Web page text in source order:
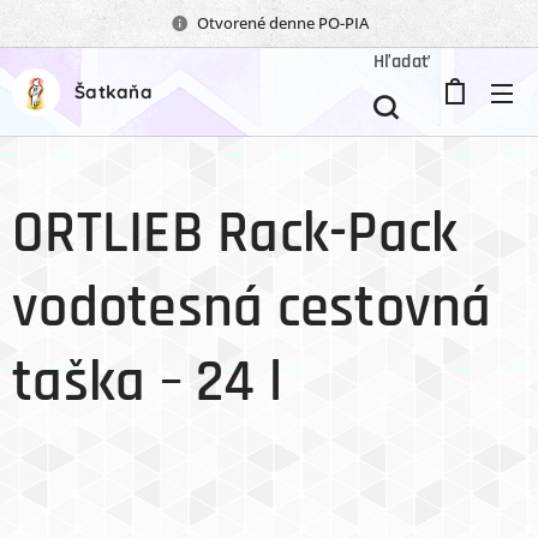
Otvorené denne PO-PIA
Šatkaňa
Hľadať
ORTLIEB Rack-Pack
vodotesná cestovná
taška – 24 l